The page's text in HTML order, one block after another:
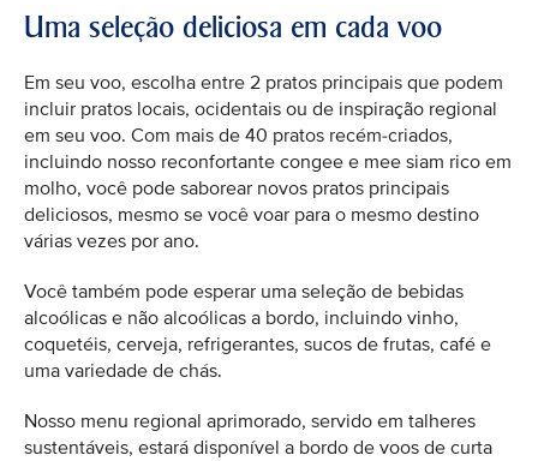
Uma seleção deliciosa em cada voo
Em seu voo, escolha entre 2 pratos principais que podem
incluir pratos locais, ocidentais ou de inspiração regional
em seu voo. Com mais de 40 pratos recém-criados,
incluindo nosso reconfortante congee e mee siam rico em
molho, você pode saborear novos pratos principais
deliciosos, mesmo se você voar para o mesmo destino
várias vezes por ano.
Você também pode esperar uma seleção de bebidas
alcoólicas e não alcoólicas a bordo, incluindo vinho,
coquetéis, cerveja, refrigerantes, sucos de frutas, café e
uma variedade de chás.
Nosso menu regional aprimorado, servido em talheres
sustentáveis, estará disponível a bordo de voos de curta